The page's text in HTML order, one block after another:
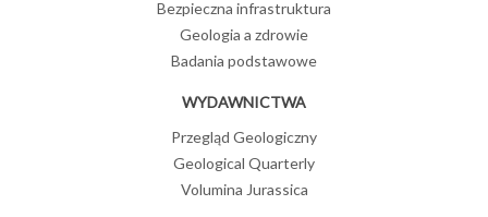
Bezpieczna infrastruktura
Geologia a zdrowie
Badania podstawowe
WYDAWNICTWA
Przegląd Geologiczny
Geological Quarterly
Volumina Jurassica